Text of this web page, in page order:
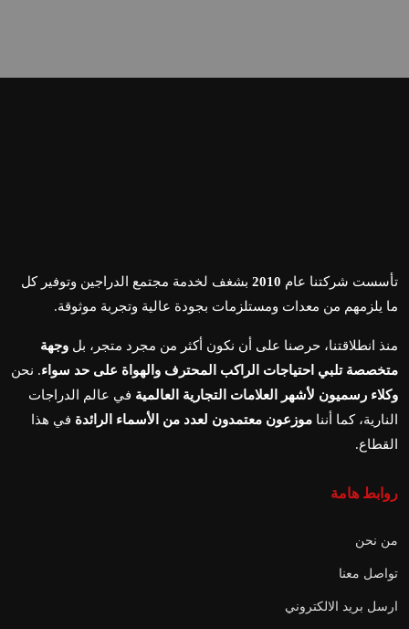
تأسست شركتنا عام 2010 بشغف لخدمة مجتمع الدراجين وتوفير كل
ما يلزمهم من معدات ومستلزمات بجودة عالية وتجربة موثوقة.
منذ انطلاقتنا، حرصنا على أن نكون أكثر من مجرد متجر، بل وجهة
متخصصة تلبي احتياجات الراكب المحترف والهواة على حد سواء. نحن
وكلاء رسميون لأشهر العلامات التجارية العالمية في عالم الدراجات
النارية، كما أننا موزعون معتمدون لعدد من الأسماء الرائدة في هذا
القطاع.
روابط هامة
من نحن
تواصل معنا
ارسل بريد الالكتروني